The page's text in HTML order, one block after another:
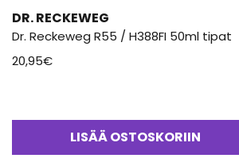
DR. RECKEWEG
Dr. Reckeweg R55 / H388FI 50ml tipat
20,95€
LISÄÄ OSTOSKORIIN